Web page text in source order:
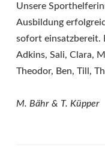
Unsere
Ausbildung
sofort einsatzbereit.
Adkins, Sali, Clara,
Theodor, Ben, Till,
M. Bähr & T. Küpper